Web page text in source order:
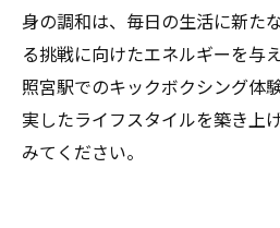
身の調和は、毎日の生活に新た
る挑戦に向けたエネルギーを与
照宮駅でのキックボクシング体
実したライフスタイルを築き上
みてください。